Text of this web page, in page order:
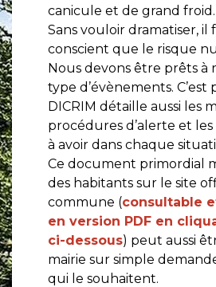
canicule et de grand froid.
Sans vouloir dramatiser, il
conscient que le risque
Nous devons être prêts à
type d’évènements.
DICRIM détaille aussi les
procédures d’alerte et
à avoir dans chaque
Ce document primordial
des habitants sur le site
commune (consultable
en version PDF en
ci-dessous) peut aussi
mairie sur simple
qui le souhaitent.